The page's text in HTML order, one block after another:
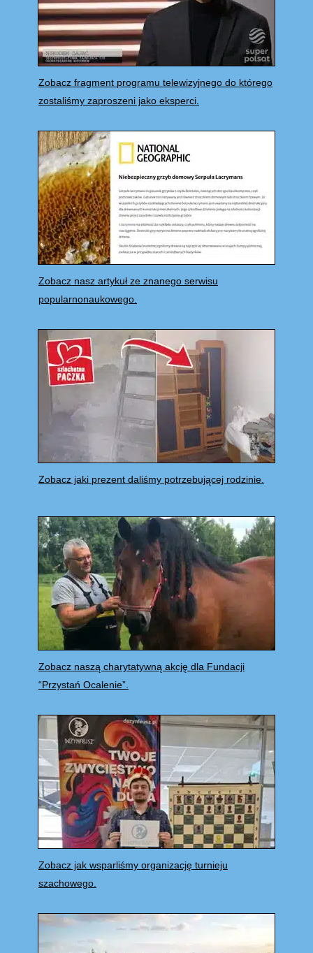
Zobacz fragment programu telewizyjnego do którego
zostaliśmy zaproszeni jako eksperci.
Zobacz nasz artykuł ze znanego serwisu
popularnonaukowego.
Zobacz jaki prezent daliśmy potrzebującej rodzinie.
Zobacz naszą charytatywną akcję dla Fundacji
“Przystań Ocalenie”.
Zobacz jak wsparliśmy organizację turnieju
szachowego.